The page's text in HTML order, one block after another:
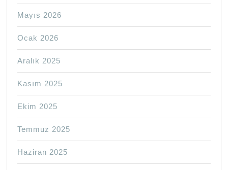
Mayıs 2026
Ocak 2026
Aralık 2025
Kasım 2025
Ekim 2025
Temmuz 2025
Haziran 2025